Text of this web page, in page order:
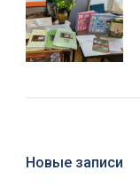
Новые записи